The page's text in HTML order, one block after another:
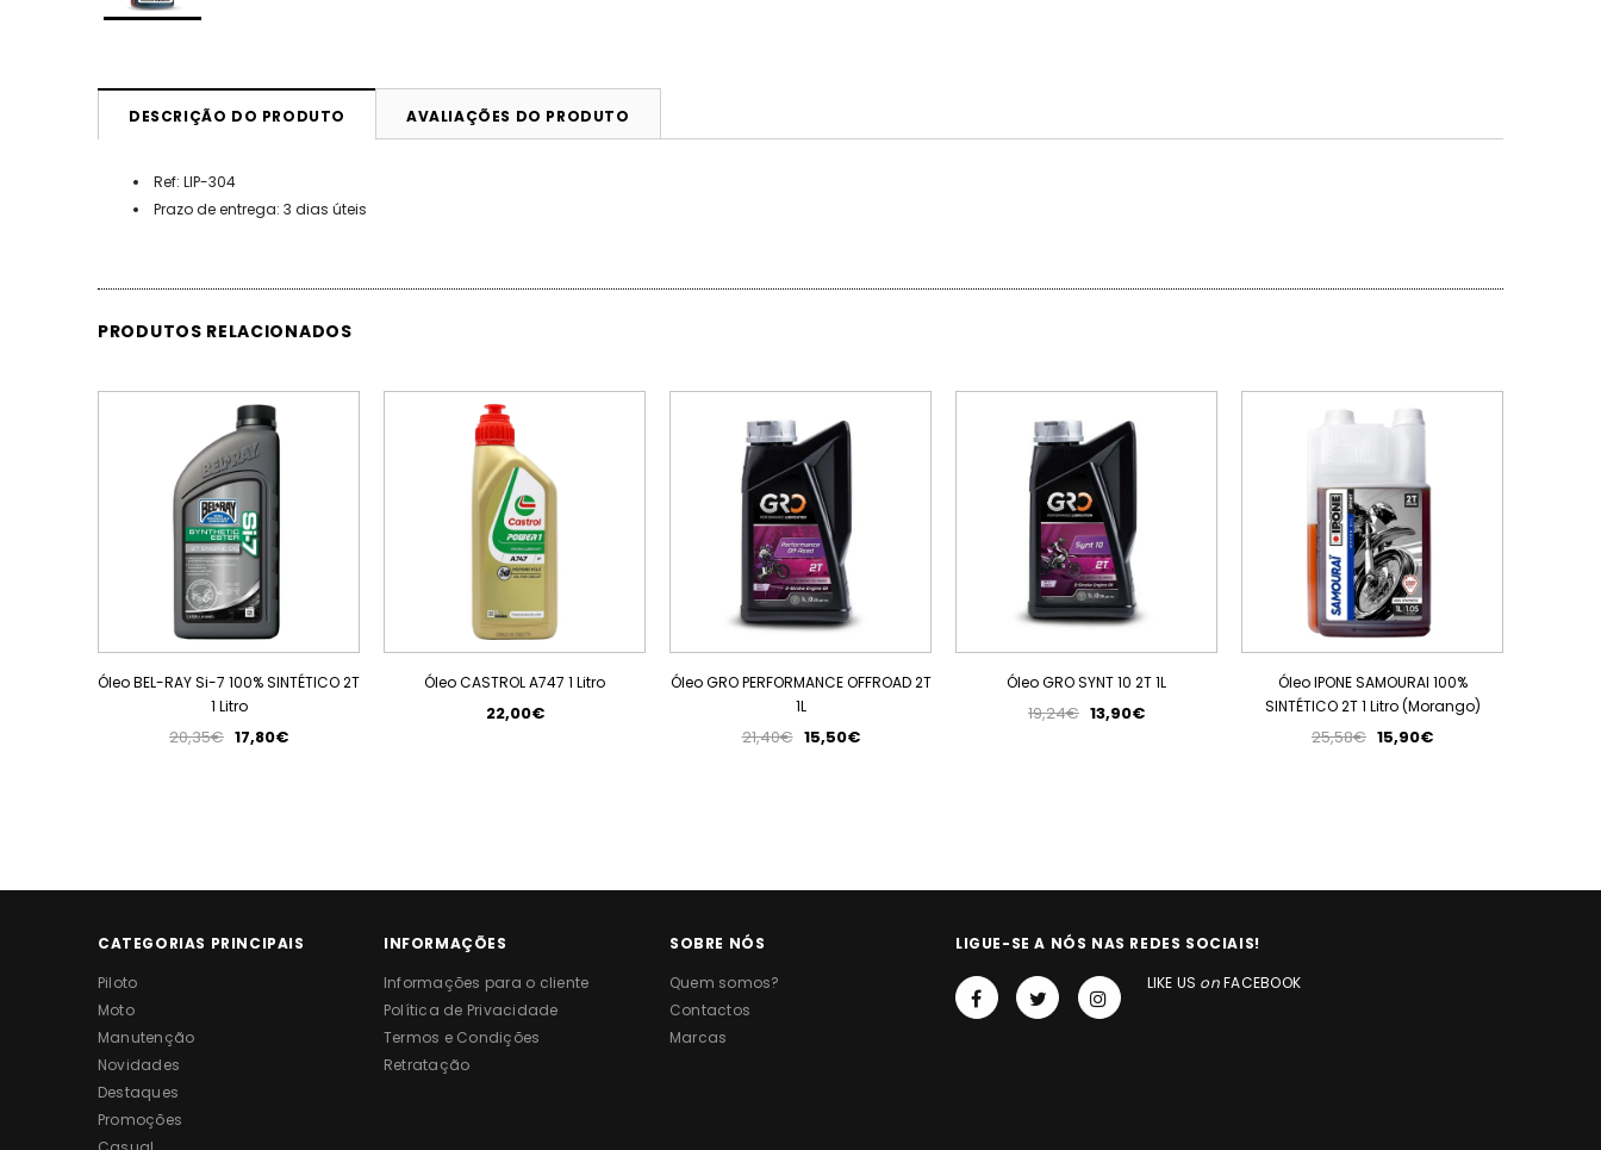
DESCRIÇÃO DO PRODUTO AVALIAÇÕES DO PRODUTO
Ref: LIP-304
Prazo de entrega: 3 dias úteis
PRODUTOS RELACIONADOS
PROMOÇÃO
Óleo BEL-RAY Si-7 100% SINTÉTICO 2T
1 Litro
20,35€ 17,80€
Óleo CASTROL A747 1 Litro
22,00€
Óleo GRO PERFORMANCE OFFROAD 2T
1L
21,40€ 15,50€
Óleo GRO SYNT 10 2T 1L
19,24€ 13,90€
Óleo IPONE SAMOURAI 100%
SINTÉTICO 2T 1 Litro (Morango)
25,58€ 15,90€
CATEGORIAS PRINCIPAIS
Piloto
Moto
Manutenção
Novidades
Destaques
Promoções
INFORMAÇÕES
Informações para o cliente
Política de Privacidade
Termos e Condições
Retratação
SOBRE NÓS
Quem somos?
Contactos
Marcas
LIGUE-SE A NÓS NAS REDES SOCIAIS!
LIKE US onFACEBOOK